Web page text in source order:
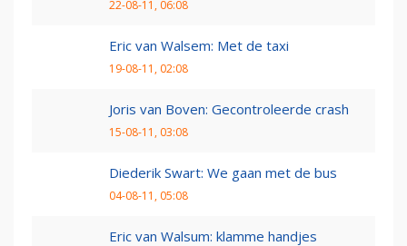
22-08-11, 06:08
Eric van Walsem: Met de taxi
19-08-11, 02:08
Joris van Boven: Gecontroleerde crash
15-08-11, 03:08
Diederik Swart: We gaan met de bus
04-08-11, 05:08
Eric van Walsum: klamme handjes